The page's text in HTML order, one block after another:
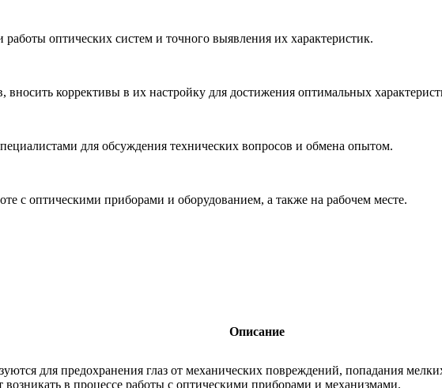
оптических систем и точного выявления их характеристик.
коррективы в их настройку для достижения оптимальных
для обсуждения технических вопросов и обмена опытом.
с оптическими приборами и оборудованием, а также на рабочем месте.
Описание
для предохранения глаз от механических повреждений, попадания
возникать в процессе работы с оптическими приборами и механизмами.